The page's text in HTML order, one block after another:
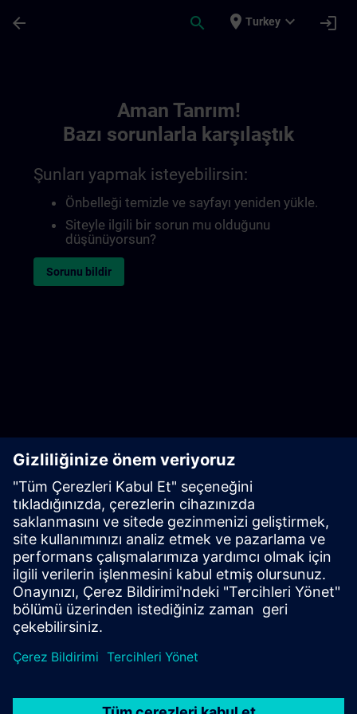
arrow_back search place Turkey expand_more login
Aman Tanrım!
Bazı sorunlarla karşılaştık
Şunları yapmak isteyebilirsin:
Önbelleği temizle ve sayfayı yeniden yükle.
Siteyle ilgili bir sorun mu olduğunu
düşünüyorsun?
Sorunu bildir